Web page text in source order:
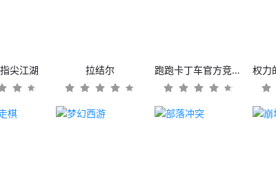
尖江湖 拉结尔 跑跑卡丁车官方竞速版